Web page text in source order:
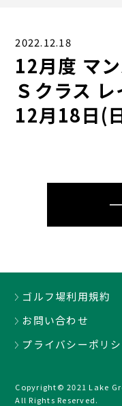
2022.12.18
12月度 マ
Ｓクラス レ
12月18日(
ゴルフ場利用規約
お問い合わせ
プライバシーポリ
Copyright© 2021 Lake
All Rights Reserved.